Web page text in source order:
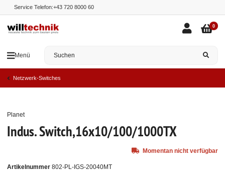
Service Telefon:+43 720 8000 60
Menü
0
Netzwerk-Switches
Indus. Switch,16x10/100/1000TX
Artikelnummer 802-PL-IGS-20040MT
Planet
Momentan nicht verfügbar